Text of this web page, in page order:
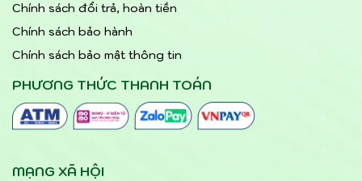
Chính sách đổi trả, hoàn tiền
Chính sách bảo hành
Chính sách bảo mật thông tin
PHƯƠNG THỨC THANH TOÁN
MẠNG XÃ HỘI